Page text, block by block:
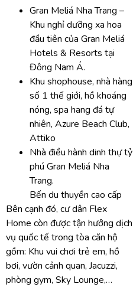
Gran Meliá Nha Trang –
Khu nghỉ dưỡng xa hoa
đầu tiên của Gran Meliá
Hotels & Resorts tại
Đông Nam Á.
Khu shophouse, nhà hàng
số 1 thế giới, hồ khoáng
nóng, spa hang đá tự
nhiên, Azure Beach Club,
Attiko
Nhà điều hành dinh thự tỷ
phú Gran Meliá Nha
Trang.
Bến du thuyền cao cấp
Bên cạnh đó, cư dân Flex
Home còn được tận hưởng dịch
vụ quốc tế trong tòa căn hộ
gồm: Khu vui chơi trẻ em, hồ
bơi, vườn cảnh quan, Jacuzzi,
phòng gym, Sky Lounge,…